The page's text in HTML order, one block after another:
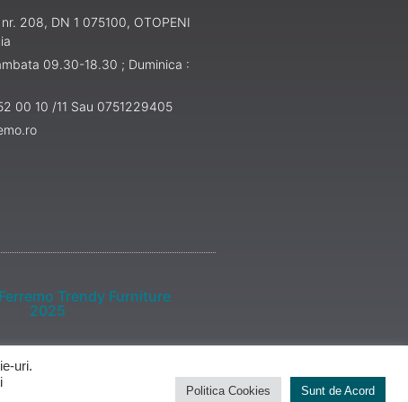
208, DN 1 075100, OTOPENI
09.30-18.30 ; Duminica :
00 10 /11 Sau 0751229405
Trendy Furniture
2025
uri.
Politica Cookies Sunt de Acord